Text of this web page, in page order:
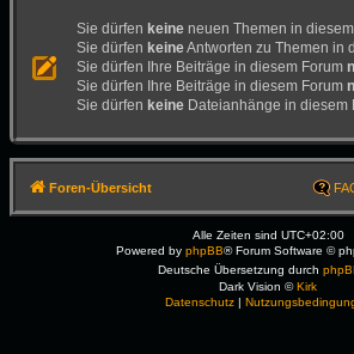
Sie dürfen keine neuen Themen in
Sie dürfen keineAntworten zu Themen in
Sie dürfen Ihre Beiträge in diesem Forum
Sie dürfen Ihre Beiträge in diesem Forum
Sie dürfen keine Dateianhänge in diesem
Foren-Übersicht
Alle Zeiten sind UTC+02:00
Powered by phpBB® Forum Software ©
Deutsche Übersetzung durch
Dark Vision ©Kirk
Datenschutz|